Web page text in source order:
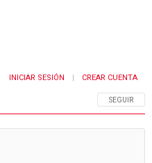
SIGA ESTA
SEGUIR
INICIAR SESIÓN CREAR CUENTA